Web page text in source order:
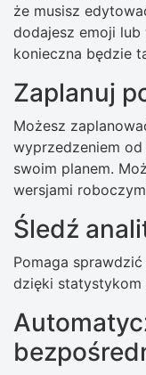
że musisz
dodajesz emoji lub
konieczna będzie
Zaplanuj
Możesz
wyprzedzeniem
swoim planem.
wersjami
Śledź
Pomaga
dzięki statystykom